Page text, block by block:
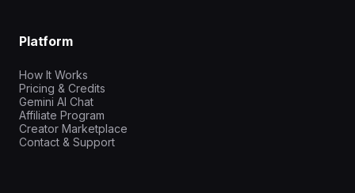
Platform
How It Works
Pricing & Credits
Gemini AI Chat
Affiliate Program
Creator Marketplace
Contact & Support